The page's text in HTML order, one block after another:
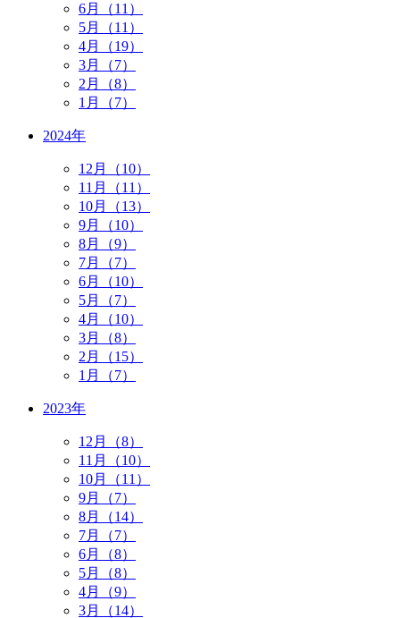
6月（11）
5月（11）
4月（19）
3月（7）
2月（8）
1月（7）
2024年
12月（10）
11月（11）
10月（13）
9月（10）
8月（9）
7月（7）
6月（10）
5月（7）
4月（10）
3月（8）
2月（15）
1月（7）
2023年
12月（8）
11月（10）
10月（11）
9月（7）
8月（14）
7月（7）
6月（8）
5月（8）
4月（9）
3月（14）